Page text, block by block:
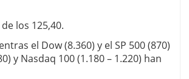
los 125,40.
el Dow (8.360) y el SP 500 (870)
y Nasdaq 100 (1.180 – 1.220) han